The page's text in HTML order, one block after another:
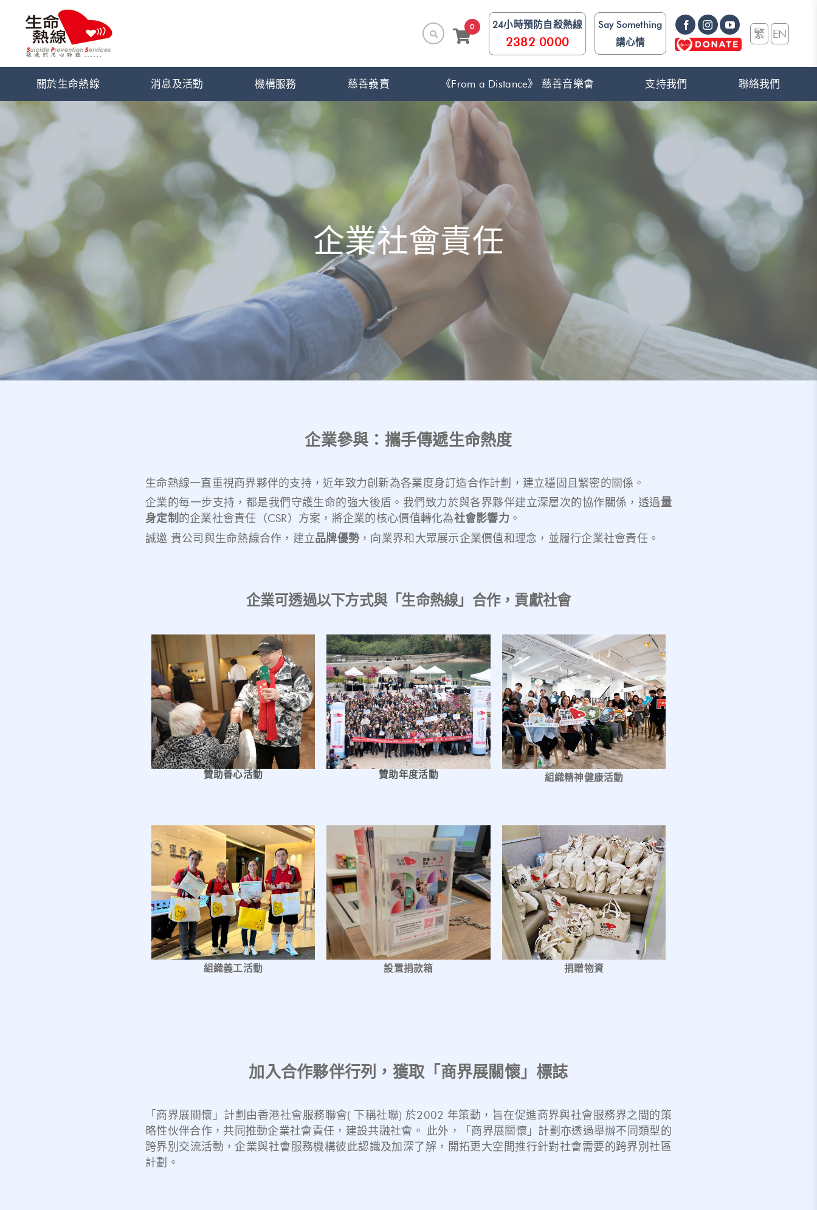
0 24小時預防自殺熱線
2382 0000
Say Something
講心情
繁 EN
關於生命熱線 消息及活動 機構服務 慈善義賣 《From a Distance》 慈善音樂會 支持我們 聯絡我們
企業社會責任
企業參與：攜手傳遞生命熱度
生命熱線一直重視商界夥伴的支持，近年致力創新為各業度身訂造合作計劃，建立穩固且緊密的關係。
企業的每一步支持，都是我們守護生命的強大後盾。我們致力於與各界夥伴建立深層次的協作關係，透過量
身定制的企業社會責任（CSR）方案，將企業的核心價值轉化為社會影響力 。
誠邀 貴公司與生命熱線合作，建立品牌優勢，向業界和大眾展示企業價值和理念，並履行企業社會責任。
企業可透過以下方式與「生命熱線」合作，貢獻社會
贊助善心活動 贊助年度活動 組織精神健康活動
組織義工活動 設置捐款箱 捐贈物資
加入合作夥伴行列，獲取「商界展關懷」標誌
「商界展關懷」計劃由香港社會服務聯會( 下稱社聯) 於2002 年策動，旨在促進商界與社會服務界之間的策
略性伙伴合作，共同推動企業社會責任，建設共融社會。 此外，「商界展關懷」計劃亦透過舉辦不同類型的
跨界別交流活動，企業與社會服務機構彼此認識及加深了解，開拓更大空間推行針對社會需要的跨界別社區
計劃。